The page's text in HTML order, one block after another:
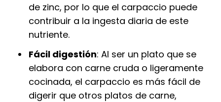
de zinc, por lo que el carpaccio puede
contribuir a la ingesta diaria de este
nutriente.
Fácil digestión: Al ser un plato que se
elabora con carne cruda o ligeramente
cocinada, el carpaccio es más fácil de
digerir que otros platos de carne,